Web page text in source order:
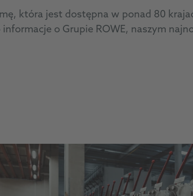
która jest dostępna w ponad 80
o Grupie ROWE, naszym